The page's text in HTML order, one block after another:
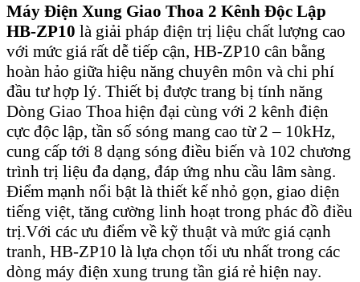
Máy Điện Xung Giao Thoa 2 Kênh Độc Lập
HB-ZP10 là giải pháp điện trị liệu chất lượng cao
với mức giá rất dễ tiếp cận, HB-ZP10 cân bằng
hoàn hảo giữa hiệu năng chuyên môn và chi phí
đầu tư hợp lý. Thiết bị được trang bị tính năng
Dòng Giao Thoa hiện đại cùng với 2 kênh điện
cực độc lập, tần số sóng mang cao từ 2 – 10kHz,
cung cấp tới 8 dạng sóng điều biến và 102 chương
trình trị liệu đa dạng, đáp ứng nhu cầu lâm sàng.
Điểm mạnh nổi bật là thiết kế nhỏ gọn, giao diện
tiếng việt, tăng cường linh hoạt trong phác đồ điều
trị.Với các ưu điểm về kỹ thuật và mức giá cạnh
tranh, HB-ZP10 là lựa chọn tối ưu nhất trong các
dòng máy điện xung trung tần giá rẻ hiện nay.